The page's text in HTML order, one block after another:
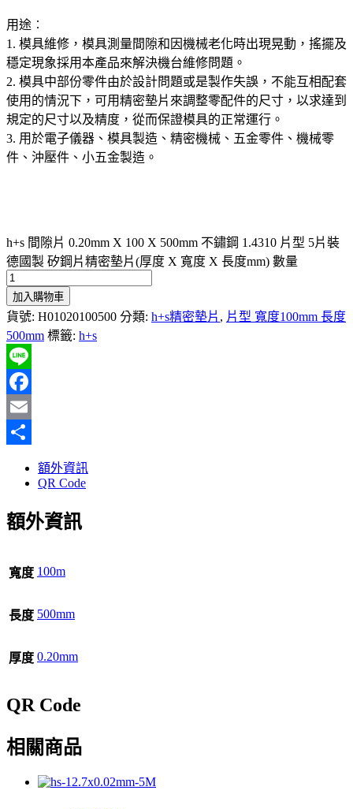
用途︰
1. 模具維修，模具測量間隙和因機械老化時出現晃動，搖擺及
穩定現象採用本產品來解決機台維修問題。
2. 模具中部份零件由於設計問題或是製作失誤，不能互相配套
使用的情況下，可用精密墊片來調整零配件的尺寸，以求達到
規定的尺寸以及精度，從而保證模具的正常運行。
3. 用於電子儀器、模具製造、精密機械、五金零件、機械零
件、沖壓件、小五金製造。
h+s 間隙片 0.20mm X 100 X 500mm 不鏽鋼 1.4310 片型 5片裝
德國製 矽鋼片精密墊片(厚度 X 寬度 X 長度mm) 數量
加入購物車
貨號: H01020100500 分類: h+s精密墊片 , 片型 寬度100mm 長度
500mm 標籤: h+s
Line
Facebook
Email
額外資訊
QR Code
額外資訊
寬度 100m
長度 500mm
厚度 0.20mm
QR Code
相關商品